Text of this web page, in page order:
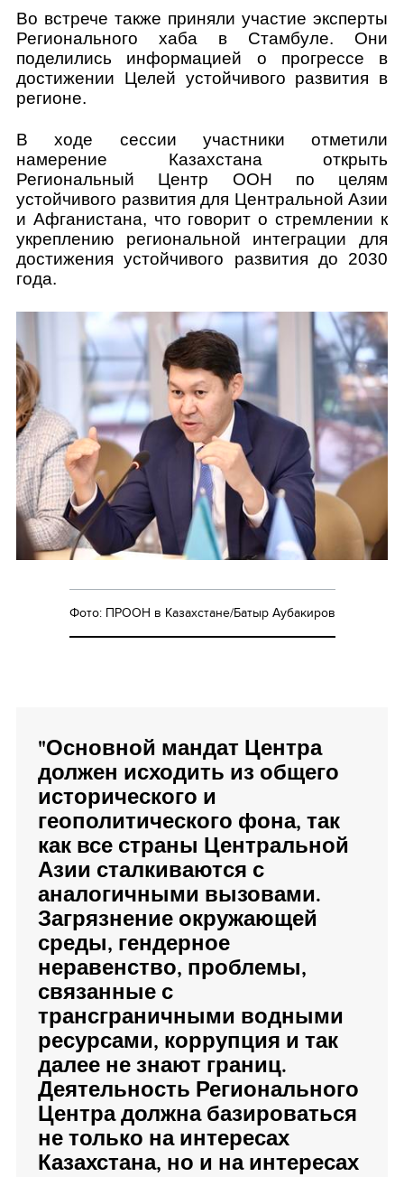
Во встрече также приняли участие эксперты
Регионального хаба в Стамбуле. Они
поделились информацией о прогрессе в
достижении Целей устойчивого развития в
регионе.
В ходе сессии участники отметили
намерение Казахстана открыть
Региональный Центр ООН по целям
устойчивого развития для Центральной Азии
и Афганистана, что говорит о стремлении к
укреплению региональной интеграции для
достижения устойчивого развития до 2030
года.
Фото: ПРООН в Казахстане/Батыр Аубакиров
"Основной мандат Центра
должен исходить из общего
исторического и
геополитического фона, так
как все страны Центральной
Азии сталкиваются с
аналогичными вызовами.
Загрязнение окружающей
среды, гендерное
неравенство, проблемы,
связанные с
трансграничными водными
ресурсами, коррупция и так
далее не знают границ.
Деятельность Регионального
Центра должна базироваться
не только на интересах
Казахстана, но и на интересах